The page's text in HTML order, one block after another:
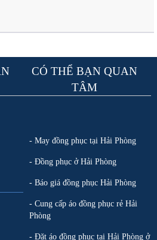
CÓ THỂ BẠN QUAN
TÂM
- May đồng phục tại Hải Phòng
- Đồng phục ở Hải Phòng
- Báo giá đồng phục Hải Phòng
- Cung cấp áo đồng phục rẻ Hải
Phòng
- Đặt áo đồng phục tại Hải Phòng ở